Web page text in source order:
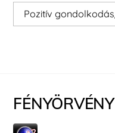
Kategóriák
FÉNYÖRVÉNY